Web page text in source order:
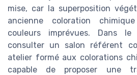
mise, car la superposition
ancienne coloration
couleurs imprévues. Dans
consulter un salon référent
atelier formé aux colorations
capable de proposer une